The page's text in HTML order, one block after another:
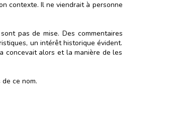
contexte. Il ne viendrait à personne
pas de mise. Des commentaires
un intérêt historique évident.
concevait alors et la manière de les
ce nom.